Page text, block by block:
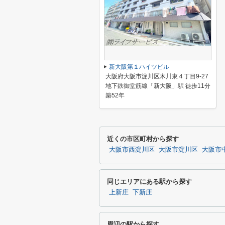
新大阪第１ハイツビル
大阪府大阪市淀川区木川東４丁目9-27
地下鉄御堂筋線「新大阪」駅 徒歩11分
築52年
近くの市区町村から探す
大阪市西淀川区 大阪市淀川区 大阪市
同じエリアにある駅から探す
上新庄 下新庄